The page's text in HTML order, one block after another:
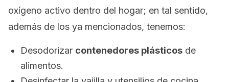
oxígeno activo dentro del hogar; en tal sentido,
además de los ya mencionados, tenemos:
Desodorizar contenedores plásticos de
alimentos.